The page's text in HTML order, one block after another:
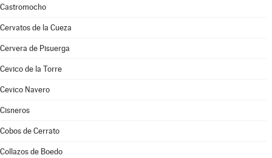
Castromocho
Cervatos de la Cueza
Cervera de Pisuerga
Cevico de la Torre
Cevico Navero
Cisneros
Cobos de Cerrato
Collazos de Boedo